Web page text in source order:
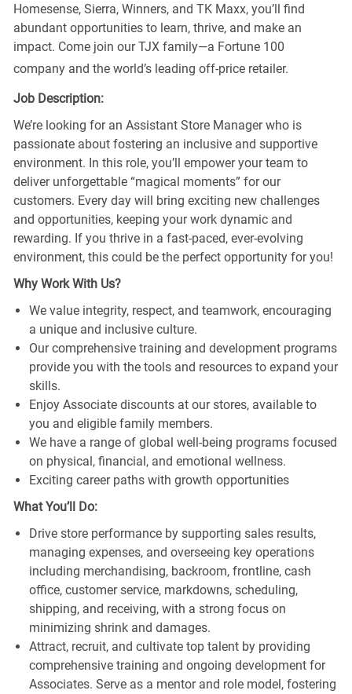
Homesense, Sierra, Winners, and TK Maxx, you’ll find
abundant opportunities to learn, thrive, and make an
impact. Come join our TJX family—a Fortune 100
company and the world’s leading off-price retailer.
Job Description:
We’re looking for an Assistant Store Manager who is
passionate about fostering an inclusive and supportive
environment. In this role, you’ll empower your team to
deliver unforgettable “magical moments” for our
customers. Every day will bring exciting new challenges
and opportunities, keeping your work dynamic and
rewarding. If you thrive in a fast-paced, ever-evolving
environment, this could be the perfect opportunity for you!
Why Work With Us?
We value integrity, respect, and teamwork, encouraging
a unique and inclusive culture.
Our comprehensive training and development programs
provide you with the tools and resources to expand your
skills.
Enjoy Associate discounts at our stores, available to
you and eligible family members.
We have a range of global well-being programs focused
on physical, financial, and emotional wellness.
Exciting career paths with growth opportunities
What You’ll Do:
Drive store performance by supporting sales results,
managing expenses, and overseeing key operations
including merchandising, backroom, frontline, cash
office, customer service, markdowns, scheduling,
shipping, and receiving, with a strong focus on
minimizing shrink and damages.
Attract, recruit, and cultivate top talent by providing
comprehensive training and ongoing development for
Associates. Serve as a mentor and role model, fostering